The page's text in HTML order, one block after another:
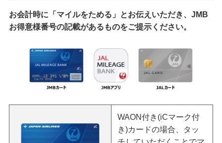
お会計時に「マイルをためる」とお伝えいただき、JMB
お得意様番号の記載があるものをご提示ください。
WAON付き(iCマーク付
き)カードの場合、タッ